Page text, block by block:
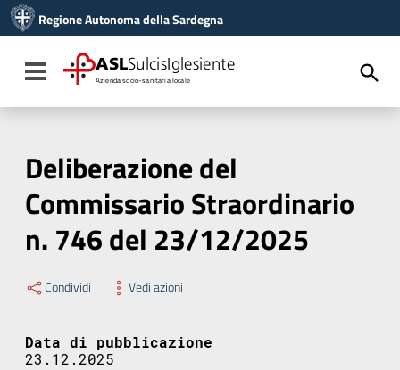
Vai al menu di navigazione
Vai al footer
Regione Autonoma della Sardegna
Toggle navigation
ASLSulcisIglesiente
Azienda socio-sanitaria locale
Deliberazione del
Commissario Straordinario
n. 746 del 23/12/2025
Condividi Vedi azioni
Data di pubblicazione
23.12.2025